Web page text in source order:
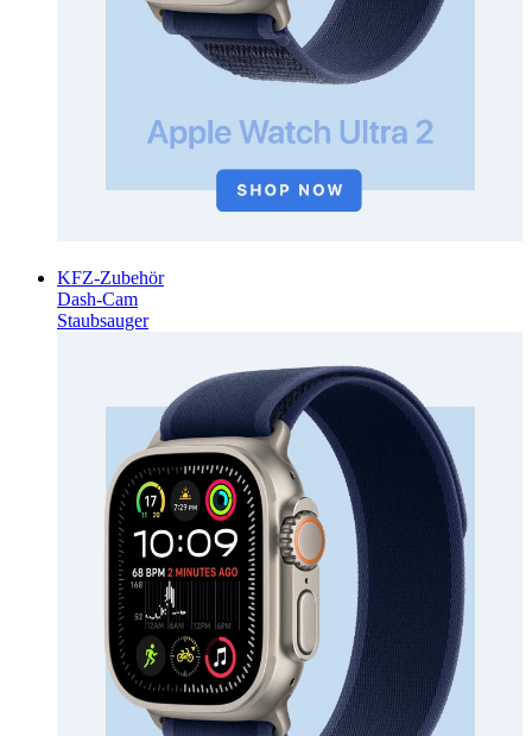
KFZ-Zubehör
Dash-Cam
Staubsauger